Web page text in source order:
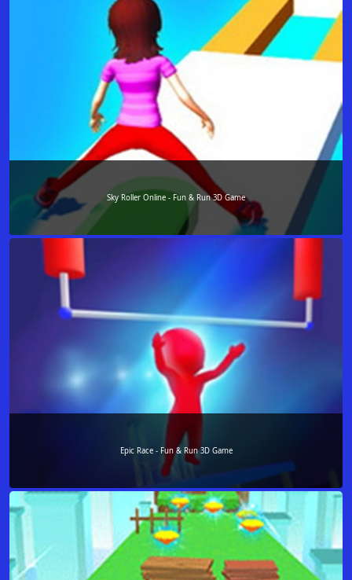
Sky Roller Online - Fun & Run 3D Game
Epic Race - Fun & Run 3D Game